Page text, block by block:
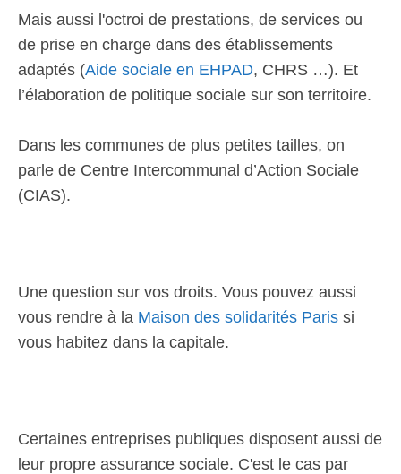
Mais aussi l'octroi de prestations, de services ou
de prise en charge dans des établissements
adaptés (Aide sociale en EHPAD, CHRS …). Et
l’élaboration de politique sociale sur son territoire.
Dans les communes de plus petites tailles, on
parle de Centre Intercommunal d’Action Sociale
(CIAS).
Une question sur vos droits. Vous pouvez aussi
vous rendre à la Maison des solidarités Paris si
vous habitez dans la capitale.
Certaines entreprises publiques disposent aussi de
leur propre assurance sociale. C'est le cas par